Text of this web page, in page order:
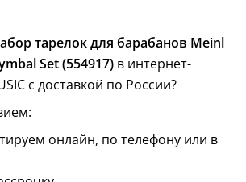
тарелок для барабанов Meinl
Set (554917) в интернет-
с доставкой по России?
онлайн, по телефону или в